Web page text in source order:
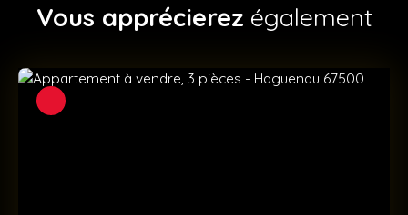
Vous apprécierez également